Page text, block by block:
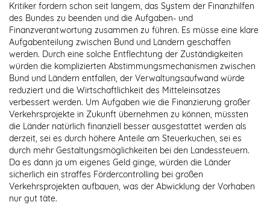
Kritiker fordern schon seit langem, das System der Finanzhilfen
des Bundes zu beenden und die Aufgaben- und
Finanzverantwortung zusammen zu führen. Es müsse eine klare
Aufgabenteilung zwischen Bund und Ländern geschaffen
werden. Durch eine solche Entflechtung der Zuständigkeiten
würden die komplizierten Abstimmungsmechanismen zwischen
Bund und Ländern entfallen, der Verwaltungsaufwand würde
reduziert und die Wirtschaftlichkeit des Mitteleinsatzes
verbessert werden. Um Aufgaben wie die Finanzierung großer
Verkehrsprojekte in Zukunft übernehmen zu können, müssten
die Länder natürlich finanziell besser ausgestattet werden als
derzeit, sei es durch höhere Anteile am Steuerkuchen, sei es
durch mehr Gestaltungsmöglichkeiten bei den Landessteuern.
Da es dann ja um eigenes Geld ginge, würden die Länder
sicherlich ein straffes Fördercontrolling bei großen
Verkehrsprojekten aufbauen, was der Abwicklung der Vorhaben
nur gut täte.